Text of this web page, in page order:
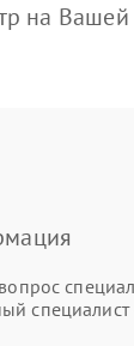
на Вашей
специалист